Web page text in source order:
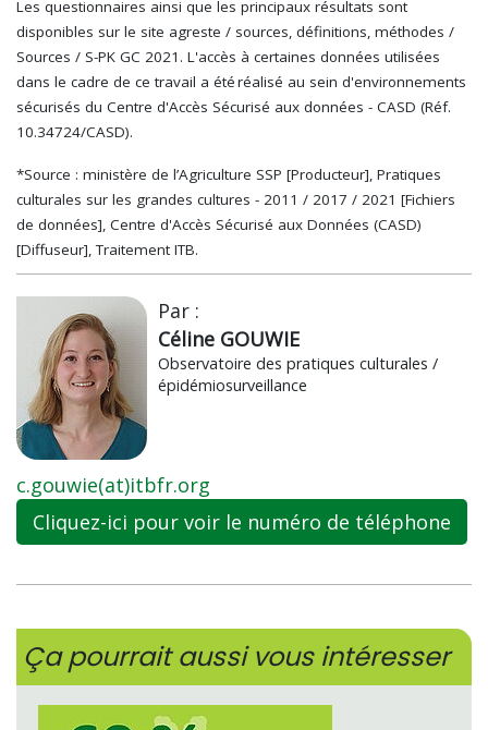
Les questionnaires ainsi que les principaux résultats sont
disponibles sur le site agreste / sources, définitions, méthodes /
Sources / S-PK GC 2021. L'accès à certaines données utilisées
dans le cadre de ce travail a été réalisé au sein d'environnements
sécurisés du Centre d'Accès Sécurisé aux données - CASD (Réf.
10.34724/CASD).
*Source : ministère de l’Agriculture SSP [Producteur], Pratiques
culturales sur les grandes cultures - 2011 / 2017 / 2021 [Fichiers
de données], Centre d'Accès Sécurisé aux Données (CASD)
[Diffuseur], Traitement ITB.
Par :
Céline GOUWIE
Observatoire des pratiques culturales /
épidémiosurveillance
c.gouwie(at)itbfr.org
Cliquez-ici pour voir le numéro de téléphone
Ça pourrait aussi vous intéresser